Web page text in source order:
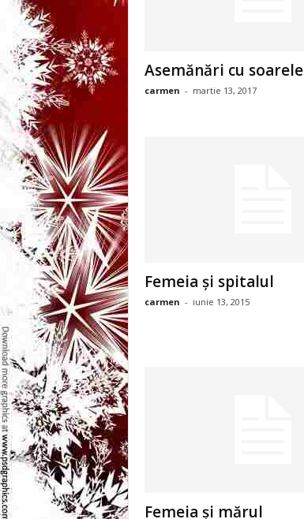
u
i
m
Asemănări cu soarele
carmen - martie 13, 2017
Femeia şi spitalul
carmen - iunie 13, 2015
Femeia şi mărul